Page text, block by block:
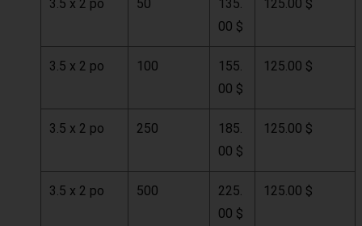
3.5 x 2 po 50
135.
00 $
125.00 $
3.5 x 2 po 100
155.
00 $
125.00 $
3.5 x 2 po 250
185.
00 $
125.00 $
3.5 x 2 po 500
225.
00 $
125.00 $